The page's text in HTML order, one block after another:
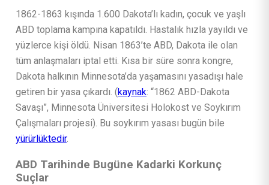
1862-1863 kışında 1.600 Dakota’lı kadın, çocuk ve yaşlı
ABD toplama kampına kapatıldı. Hastalık hızla yayıldı ve
yüzlerce kişi öldü. Nisan 1863’te ABD, Dakota ile olan
tüm anlaşmaları iptal etti. Kısa bir süre sonra kongre,
Dakota halkının Minnesota’da yaşamasını yasadışı hale
getiren bir yasa çıkardı. (kaynak: “1862 ABD-Dakota
Savaşı”, Minnesota Üniversitesi Holokost ve Soykırım
Çalışmaları projesi). Bu soykırım yasası bugün bile
yürürlüktedir.
ABD Tarihinde Bugüne Kadarki Korkunç
Suçlar